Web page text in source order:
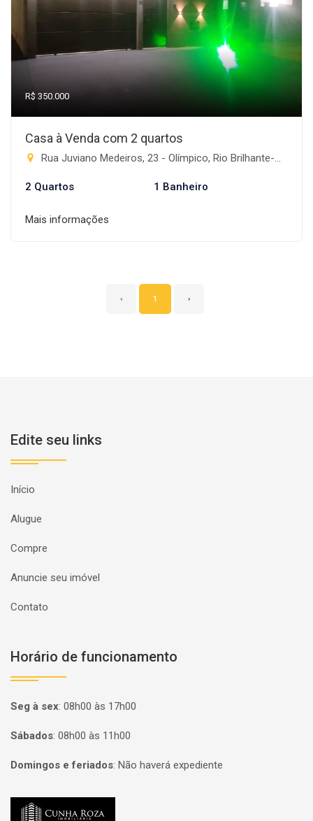
R$ 350.000
Casa à Venda com 2 quartos
Rua Juviano Medeiros, 23 - Olímpico, Rio Brilhante-MS
2 Quartos 1 Banheiro
Mais informações
‹ 1 ›
Edite seu links
Início
Alugue
Compre
Anuncie seu imóvel
Contato
Horário de funcionamento
Seg à sex: 08h00 às 17h00
Sábados: 08h00 às 11h00
Domingos e feriados: Não haverá expediente
Página inicial